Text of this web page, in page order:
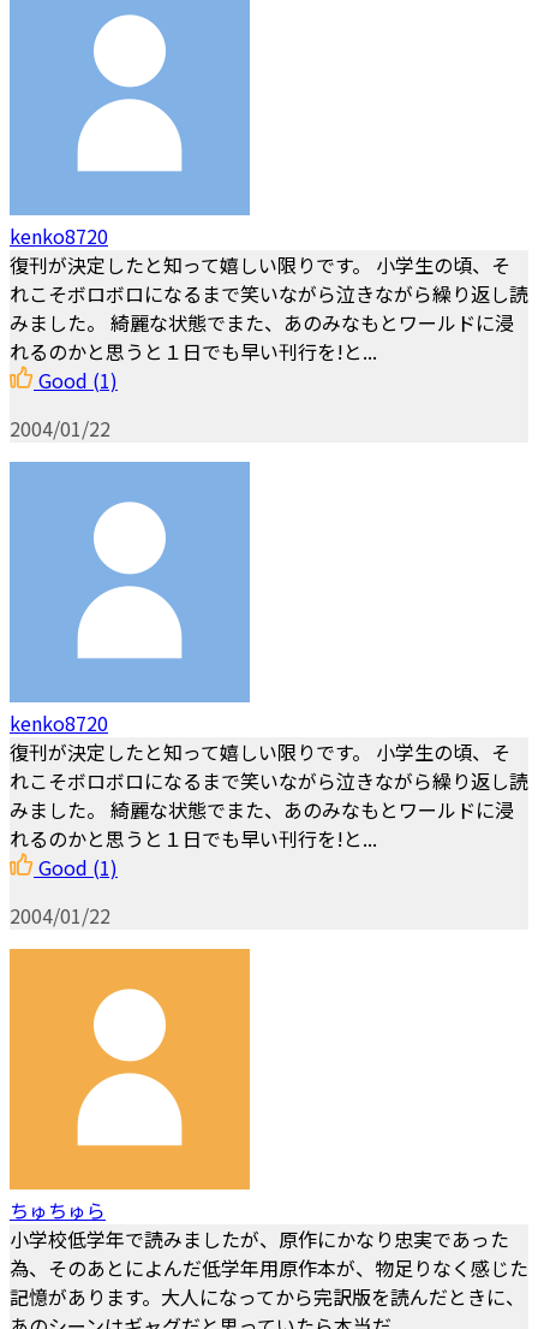
kenko8720
復刊が決定したと知って嬉しい限りです。 小学生の頃、そ
れこそボロボロになるまで笑いながら泣きながら繰り返し読
みました。 綺麗な状態でまた、あのみなもとワールドに浸
れるのかと思うと１日でも早い刊行を!と...
Good (1)
2004/01/22
kenko8720
復刊が決定したと知って嬉しい限りです。 小学生の頃、そ
れこそボロボロになるまで笑いながら泣きながら繰り返し読
みました。 綺麗な状態でまた、あのみなもとワールドに浸
れるのかと思うと１日でも早い刊行を!と...
Good (1)
2004/01/22
ちゅちゅら
小学校低学年で読みましたが、原作にかなり忠実であった
為、そのあとによんだ低学年用原作本が、物足りなく感じた
記憶があります。大人になってから完訳版を読んだときに、